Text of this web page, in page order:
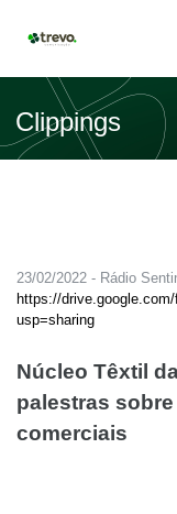
Clippings
23/02/2022 - Rádio
https://
usp=sharing
Núcleo Têxtil
palestras
comerciais